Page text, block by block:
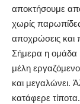
αποκτήσουμε
χωρίς
αποχρώσεις και
Σήμερα η ομάδα
μέλη
και μεγαλώνει.
κατάφερε